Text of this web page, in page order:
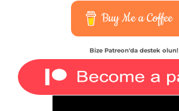
Buy Me a Coffee
Bize Patreon'da destek olun!